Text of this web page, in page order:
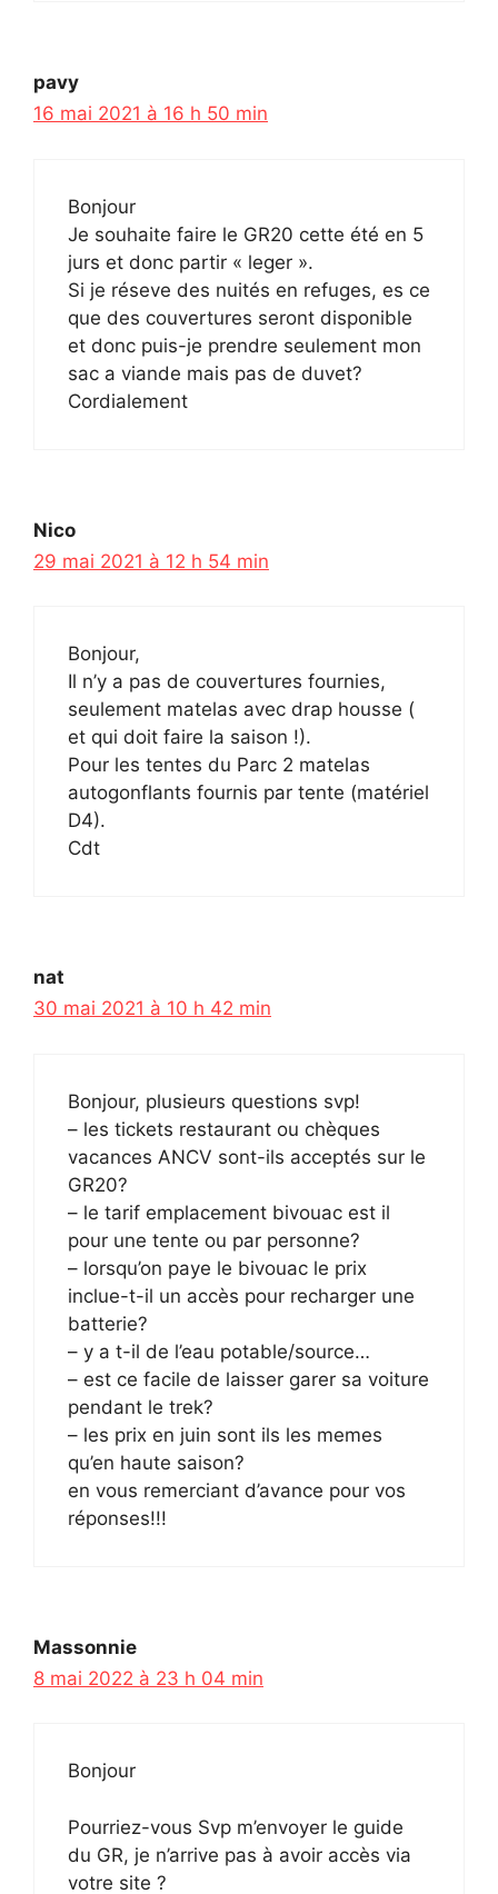
pavy
16 mai 2021 à 16 h 50 min
Bonjour
Je souhaite faire le GR20 cette été en 5
jurs et donc partir « leger ».
Si je réseve des nuités en refuges, es ce
que des couvertures seront disponible
et donc puis-je prendre seulement mon
sac a viande mais pas de duvet?
Cordialement
Nico
29 mai 2021 à 12 h 54 min
Bonjour,
Il n’y a pas de couvertures fournies,
seulement matelas avec drap housse (
et qui doit faire la saison !).
Pour les tentes du Parc 2 matelas
autogonflants fournis par tente (matériel
D4).
Cdt
nat
30 mai 2021 à 10 h 42 min
Bonjour, plusieurs questions svp!
– les tickets restaurant ou chèques
vacances ANCV sont-ils acceptés sur le
GR20?
– le tarif emplacement bivouac est il
pour une tente ou par personne?
– lorsqu’on paye le bivouac le prix
inclue-t-il un accès pour recharger une
batterie?
– y a t-il de l’eau potable/source…
– est ce facile de laisser garer sa voiture
pendant le trek?
– les prix en juin sont ils les memes
qu’en haute saison?
en vous remerciant d’avance pour vos
réponses!!!
Massonnie
8 mai 2022 à 23 h 04 min
Bonjour
Pourriez-vous Svp m’envoyer le guide
du GR, je n’arrive pas à avoir accès via
votre site ?